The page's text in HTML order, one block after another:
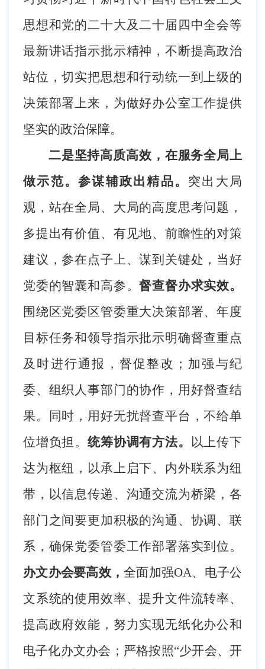
思想和党的二十大及二十届 四中全会等
最新讲话指示批示精神，不断提高政治
站位，切实把思想和行动统一到上级的
决策部署上来，为做好办公室工作提供
坚实的政治保障。
二是坚持高质高效，在服务全局上
做示范。参谋辅政出精品。 突出大局
观，站在全局、大局的高度思考问题，
多提出有价值、有见地、前瞻性的对策
建议，参在点子上、谋到关键处，当好
党委的智囊和高参。督查督办求实效。
围绕区党委区管委重大决策部署、年度
目标任务和领导指示批示明确督查重点
及时进行通报，督促整改；加强与纪
委、组织人事部门的协作，用好督查结
果。同时，用好无扰督查平台，不给单
位增负担。统筹协调有方法。
以上传下
达为枢纽，以承上启下、内外联系为纽
带，以信息传递、沟通交流为桥梁，各
部门之间要更加积极的沟通、协调、联
系，确保党委管委工作部署落实到位。
办文办会要高效， 全面加强OA、电子公
文系统的使用效率、提升文件流转率、
提高政府效能，努力实现无纸化办公和
电子化办文办会；严格按照“少开会、开